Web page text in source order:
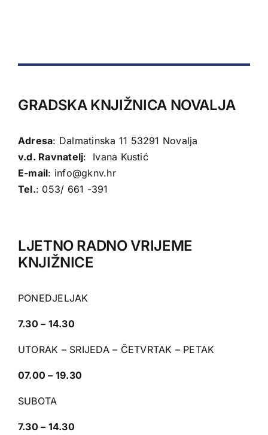
GRADSKA KNJIŽNICA NOVALJA
Adresa: Dalmatinska 11 53291 Novalja
v.d. Ravnatelj: Ivana Kustić
E-mail: info@gknv.hr
Tel.: 053/ 661 -391
LJETNO RADNO VRIJEME
KNJIŽNICE
PONEDJELJAK
7.30 – 14.30
UTORAK – SRIJEDA – ČETVRTAK – PETAK
07.00 – 19.30
SUBOTA
7.30 – 14.30